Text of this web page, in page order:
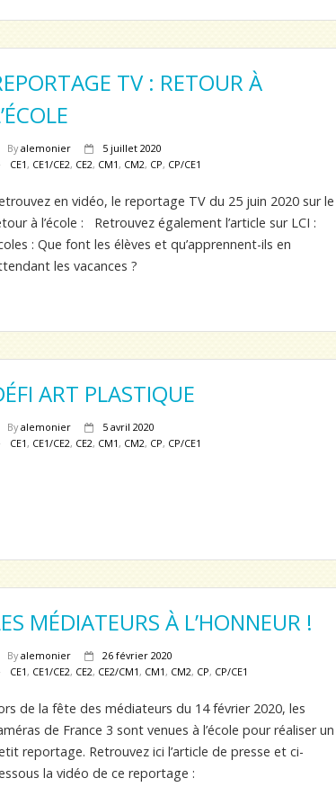
TV : RETOUR À
Byalemonier
5 juillet 2020
CE1, CE1/CE2, CE2, CM1, CM2, CP, CP/CE1
en vidéo, le reportage TV du 25 juin 2020 sur le
à l’école : Retrouvez également l’article sur LCI :
: Que font les élèves et qu’apprennent-ils en
les vacances ?
ART PLASTIQUE
Byalemonier
5 avril 2020
CE1, CE1/CE2, CE2, CM1, CM2, CP, CP/CE1
MÉDIATEURS À L’HONNEUR !
Byalemonier
26 février 2020
CE1, CE1/CE2, CE2, CE2/CM1, CM1, CM2, CP, CP/CE1
de la fête des médiateurs du 14 février 2020, les
de France 3 sont venues à l’école pour réaliser un
reportage. Retrouvez ici l’article de presse et ci-
la vidéo de ce reportage :